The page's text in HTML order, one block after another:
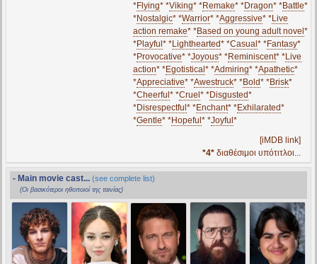
*Flying* *Viking* *Remake* *Dragon* *Battle*
*Nostalgic* *Warrior* *Aggressive* *Live
action remake* *Based on young adult novel *
*Playful * *Lighthearted* *Casual * *Fantasy*
*Provocative* *Joyous* *Reminiscent* *Live
action* *Egotistical * *Admiring* *Apathetic*
*Appreciative* *Awestruck* *Bold* *Brisk*
*Cheerful * *Cruel * *Disgusted*
*Disrespectful * *Enchant* *Exhilarated*
*Gentle* *Hopeful * *Joyful *
[iMDB link]
*4* διαθέσιμοι υπότιτλοι...
- Main movie cast... (see complete list)
(Οι βασικότεροι ηθοποιοί της ταινίας)